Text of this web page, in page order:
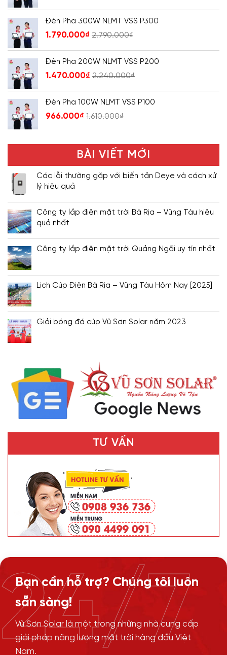
Đèn Pha 300W NLMT VSS P300
1.790.000₫ 2.790.000₫
Đèn Pha 200W NLMT VSS P200
1.470.000₫ 2.240.000₫
Đèn Pha 100W NLMT VSS P100
966.000₫ 1.610.000₫
BÀI VIẾT MỚI
Các lỗi thường gặp với biến tần Deye và cách xử
lý hiệu quả
Công ty lắp điện mặt trời Bà Rịa – Vũng Tàu hiệu
quả nhất
Công ty lắp điện mặt trời Quảng Ngãi uy tín nhất
Lịch Cúp Điện Bà Rịa – Vũng Tàu Hôm Nay [2025]
Giải bóng đá cúp Vũ Sơn Solar năm 2023
TƯ VẤN
Bạn cần hỗ trợ? Chúng tôi luôn
sẵn sàng!
Vũ Sơn Solar là một trong những nhà cung cấp
giải pháp năng lượng mặt trời hàng đầu Việt
Nam.
24/7